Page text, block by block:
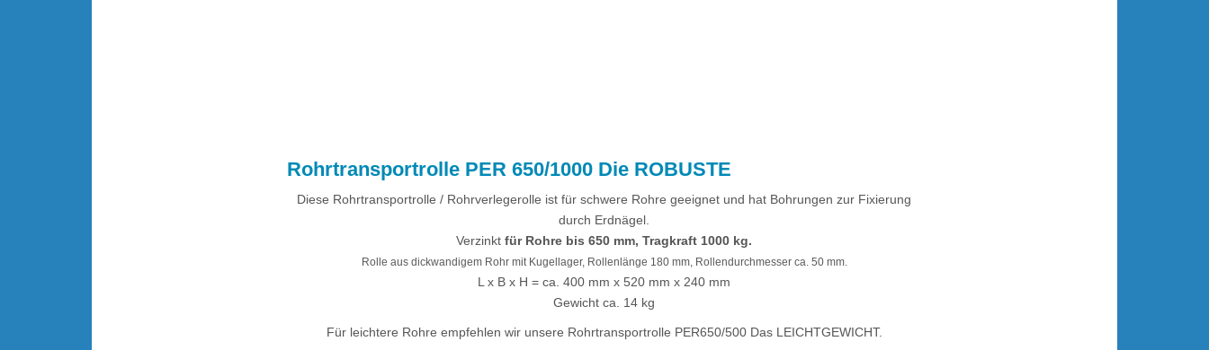
Rohrtransportrolle PER 650/1000 Die ROBUSTE
Diese Rohrtransportrolle / Rohrverlegerolle ist für schwere Rohre geeignet und hat Bohrungen zur Fixierung
durch Erdnägel.
Verzinktfür Rohre bis 650 mm, Tragkraft 1000 kg.
Rolle aus dickwandigem Rohr mit Kugellager, Rollenlänge 180 mm, Rollendurchmesser ca. 50 mm.
L x B x H = ca. 400 mm x 520 mm x 240 mm
Gewicht ca. 14 kg
Für leichtere Rohre empfehlen wir unsere Rohrtransportrolle PER650/500 Das LEICHTGEWICHT.